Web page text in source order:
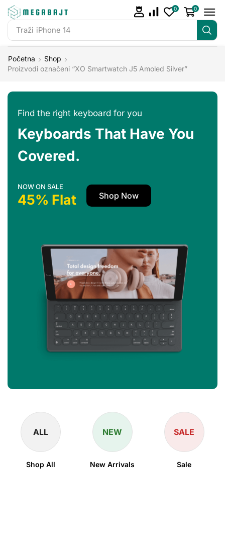
Traži iPhone 14
0 0
Početna
Shop
Proizvodi označeni “XO Smartwatch J5 Amoled Silver”
Find the right keyboard for you
Keyboards That Have You
Covered.
NOW ON SALE
45% Flat Shop Now
ALL
Shop All
NEW
New Arrivals
SALE
Sale